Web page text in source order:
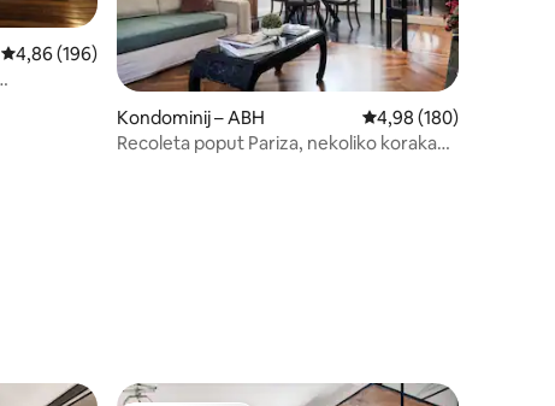
Prosječna ocjena: 4,86/5, recenzija: 196
4,86 (196)
Kondominij – ABH Prosječna ocjena:
4,98 (180)
Recoleta poput Pariza, nekoliko koraka